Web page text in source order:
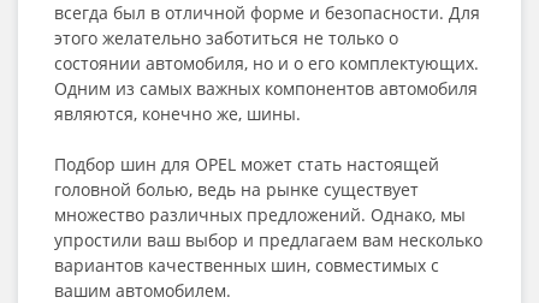
всегда был в отличной форме и безопасности. Для
этого желательно заботиться не только о
состоянии автомобиля, но и о его комплектующих.
Одним из самых важных компонентов автомобиля
являются, конечно же, шины.
Подбор шин для OPEL может стать настоящей
головной болью, ведь на рынке существует
множество различных предложений. Однако, мы
упростили ваш выбор и предлагаем вам несколько
вариантов качественных шин, совместимых с
вашим автомобилем.